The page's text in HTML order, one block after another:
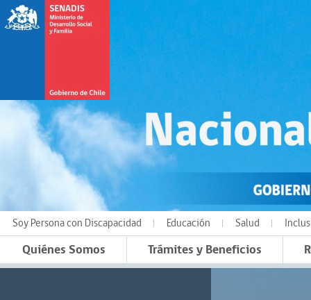
Soy Persona con Discapacidad Educación Salud
Quiénes Somos Trámites y Beneficios